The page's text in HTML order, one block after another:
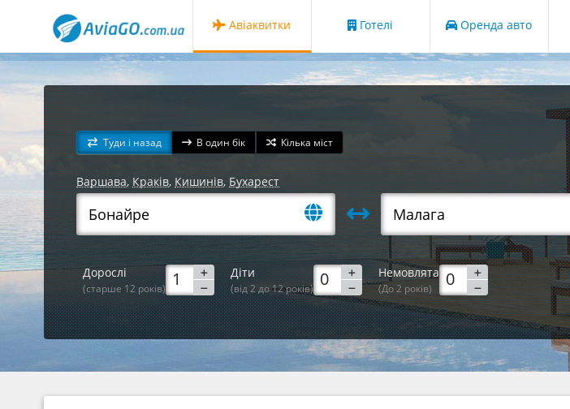
Авіаквитки Готелі Оренда авто
Туди і назад В один бік Кілька міст
Варшава, Краків, Кишинів, Бухарест
Дорослі
(старше 12 років)
Діти
(від 2 до 12 років)
Немовлята
(До 2 років)